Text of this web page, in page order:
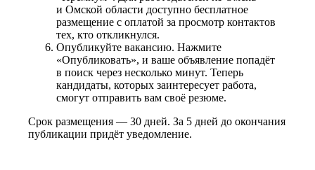
и Омской области доступно бесплатное
размещение с оплатой за просмотр контактов
тех, кто откликнулся.
Опубликуйте вакансию. Нажмите
«Опубликовать», и ваше объявление попадёт
в поиск через несколько минут. Теперь
кандидаты, которых заинтересует работа,
смогут отправить вам своё резюме.
Срок размещения — 30 дней. За 5 дней до окончания
публикации придёт уведомление.